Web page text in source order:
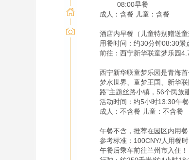
成人：含餐 儿童：含餐
酒店内早餐（儿童特别赠送童
用餐时间：约30分钟08:30景
前往：西宁新华联童梦乐园
西宁新华联童梦乐园是青海
梦水世界、童梦王国、新华
路”主题丝路小镇，56个民族
活动时间：约5小时13:30午餐
成人：不含餐 儿童：不含餐
午餐不含，推荐在园区内用餐
参考标准：100CNY/人用餐
午餐后乘车前往兰州市入住！